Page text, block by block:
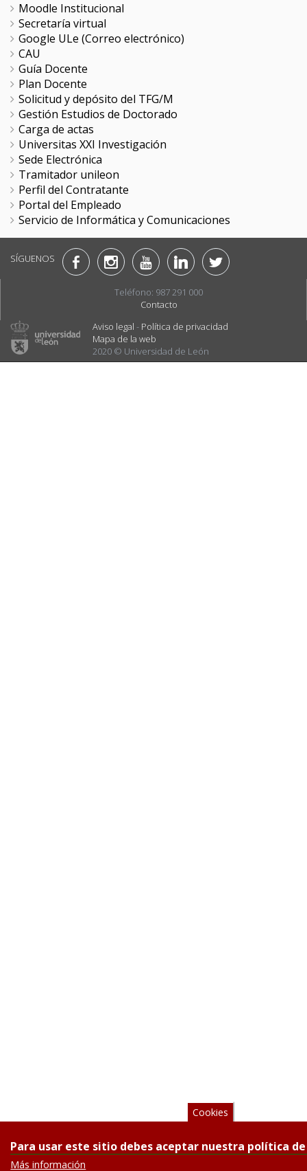
Moodle Institucional
Secretaría virtual
Google ULe (Correo electrónico)
CAU
Guía Docente
Plan Docente
Solicitud y depósito del TFG/M
Gestión Estudios de Doctorado
Carga de actas
Universitas XXI Investigación
Sede Electrónica
Tramitador unileon
Perfil del Contratante
Portal del Empleado
Servicio de Informática y Comunicaciones
SÍGUENOS
Teléfono: 987 291 000
Contacto
Aviso legal - Política de privacidad
Mapa de la web
2020 © Universidad de León
Cookies
Para usar este sitio debes aceptar nuestra política
Más información